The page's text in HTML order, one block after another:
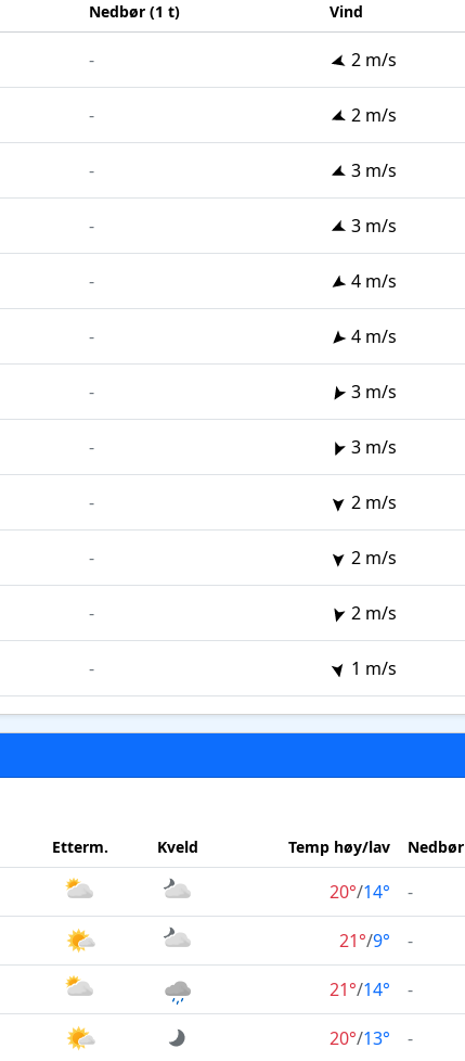
Nedbør (1 t) Vind
- 2 m/s
- 2 m/s
- 3 m/s
- 3 m/s
- 4 m/s
- 4 m/s
- 3 m/s
- 3 m/s
- 2 m/s
- 2 m/s
- 2 m/s
- 1 m/s
Etterm. Kveld Temp høy/lav Nedbør
20°/14° -
21°/9° -
21°/14° -
20°/13° -